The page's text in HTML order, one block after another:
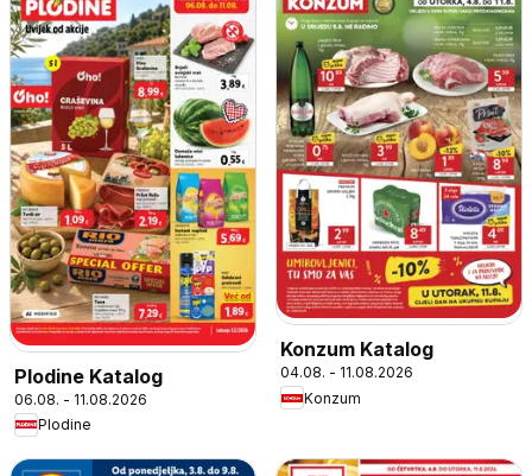
Plodine Katalog
06.08. - 11.08.2026
Plodine
Konzum Katalog
04.08. - 11.08.2026
Konzum